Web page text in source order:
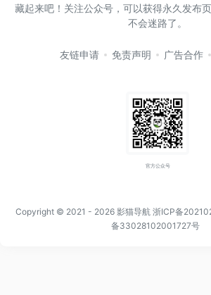
藏起来吧！关注公众号，可以获得永久发布
不会迷路了。
友链申请 免责声明 广告合作
官方公众号
Copyright © 2021 - 2026 影猫导航 浙ICP备
备33028102001727号